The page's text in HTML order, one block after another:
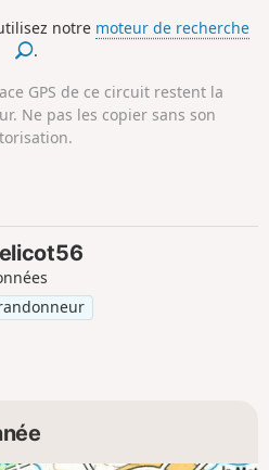
notre moteur de recherche
.
GPS de ce circuit restent la
Ne pas les copier sans son